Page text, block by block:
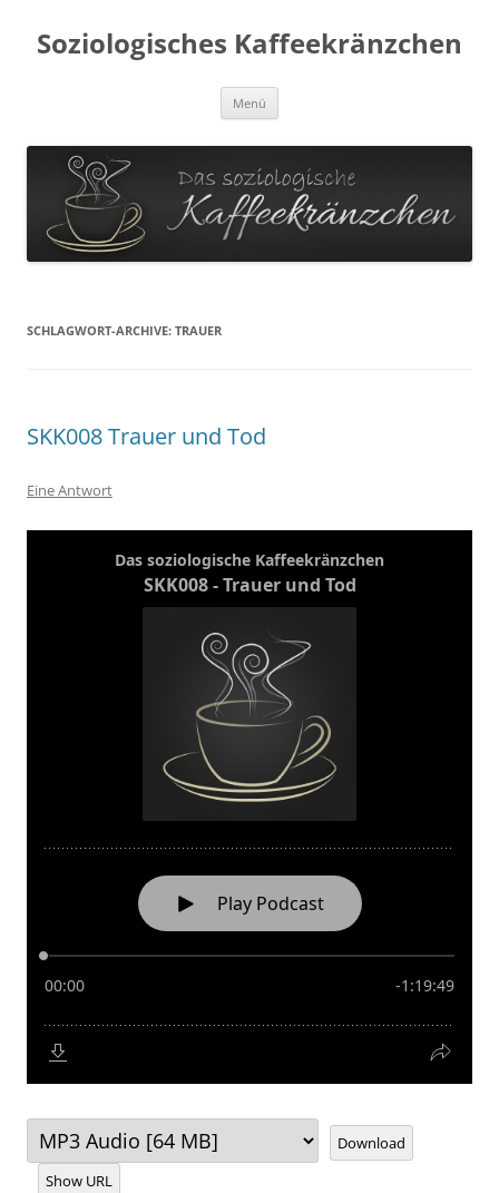
Soziologisches Kaffeekränzchen
Menü
SCHLAGWORT-ARCHIVE: TRAUER
SKK008 Trauer und Tod
Eine Antwort
Download
Show URL